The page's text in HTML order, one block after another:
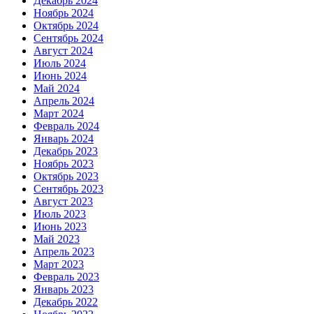
Ноябрь 2024
Октябрь 2024
Сентябрь 2024
Август 2024
Июль 2024
Июнь 2024
Май 2024
Апрель 2024
Март 2024
Февраль 2024
Январь 2024
Декабрь 2023
Ноябрь 2023
Октябрь 2023
Сентябрь 2023
Август 2023
Июль 2023
Июнь 2023
Май 2023
Апрель 2023
Март 2023
Февраль 2023
Январь 2023
Декабрь 2022